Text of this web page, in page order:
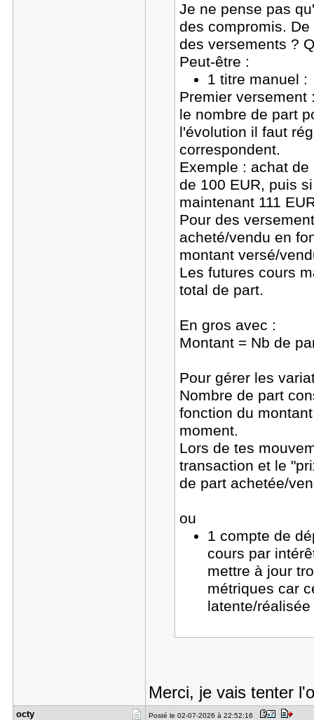
Je ne pense pas
des compromis.
des versements ?
Peut-être :
1 titre manuel
Premier versement
le nombre de part
l'évolution il faut
correspondent.
Exemple : achat
de 100 EUR, puis
maintenant 111
Pour des
acheté/vendu en
montant versé/
Les futures cours
total de part.
En gros avec :
Montant = Nb de
Pour gérer les
Nombre de part
fonction du
moment.
Lors de tes
transaction et le
de part achetée/
ou
1 compte de
cours par
mettre à jour
métriques car
latente/
Merci, je vais tenter
octy Posté le 02-07-2026 à 22:52:16